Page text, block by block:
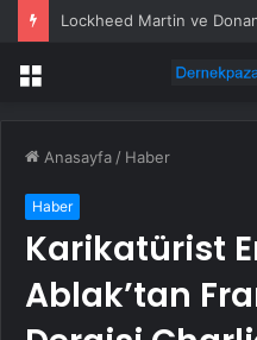
Menü
Anasayfa / Haber
Haber
Karikatürist
Ablak’tan